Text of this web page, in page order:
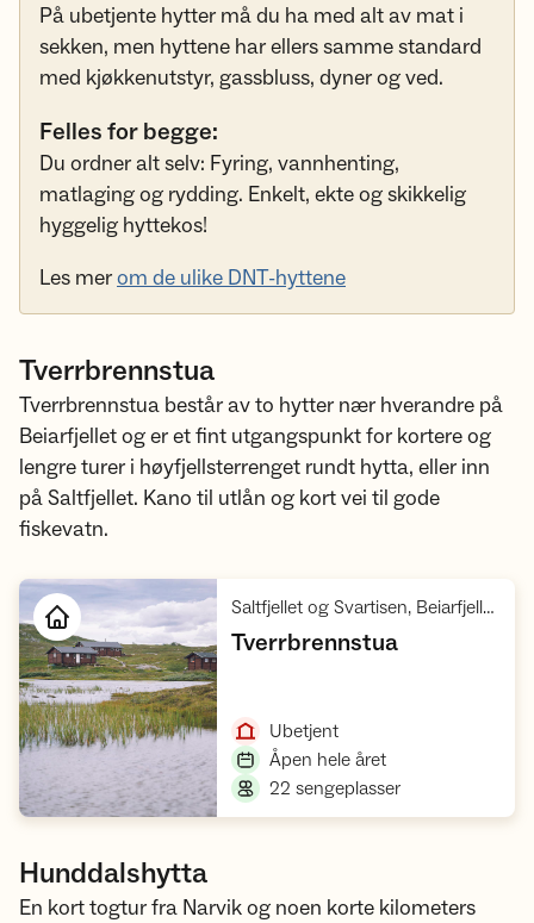
På ubetjente hytter må du ha med alt av mat i
sekken, men hyttene har ellers samme standard
med kjøkkenutstyr, gassbluss, dyner og ved.
Felles for begge:
Du ordner alt selv: Fyring, vannhenting,
matlaging og rydding. Enkelt, ekte og skikkelig
hyggelig hyttekos!
Les merom de ulike DNT-hyttene
Tverrbrennstua
Tverrbrennstua består av to hytter nær hverandre på
Beiarfjellet og er et fint utgangspunkt for kortere og
lengre turer i høyfjellsterrenget rundt hytta, eller inn
på Saltfjellet. Kano til utlån og kort vei til gode
fiskevatn.
Saltfjellet og Svartisen, Beiarfjellet Børvasstindan
Tverrbrennstua,
Ubetjent,
Åpen hele året,
22 sengeplasser,
Hunddalshytta
En kort togtur fra Narvik og noen korte kilometers